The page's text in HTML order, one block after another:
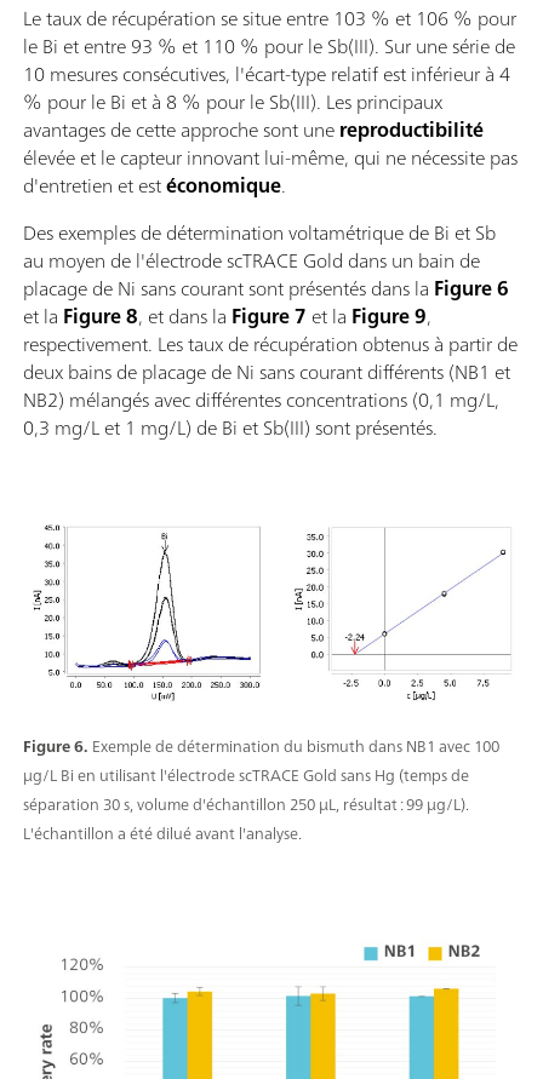
Le taux de récupération se situe entre 103 % et 106 % pour
le Bi et entre 93 % et 110 % pour le Sb(III). Sur une série de
10 mesures consécutives, l'écart-type relatif est inférieur à 4
% pour le Bi et à 8 % pour le Sb(III). Les principaux
avantages de cette approche sont unereproductibilité
élevée et le capteur innovant lui-même, qui ne nécessite pas
d'entretien et estéconomique.
Des exemples de détermination voltamétrique de Bi et Sb
au moyen de l'électrode scTRACE Gold dans un bain de
placage de Ni sans courant sont présentés dans la Figure 6
et la Figure 8, et dans la Figure 7 et la Figure 9,
respectivement. Les taux de récupération obtenus à partir de
deux bains de placage de Ni sans courant différents (NB1 et
NB2) mélangés avec différentes concentrations (0,1 mg/L,
0,3 mg/L et 1 mg/L) de Bi et Sb(III) sont présentés.
Figure 6. Exemple de détermination du bismuth dans NB1 avec 100
µg/L Bi en utilisant l'électrode scTRACE Gold sans Hg (temps de
séparation 30 s, volume d'échantillon 250 µL, résultat : 99 µg/L).
L'échantillon a été dilué avant l'analyse.